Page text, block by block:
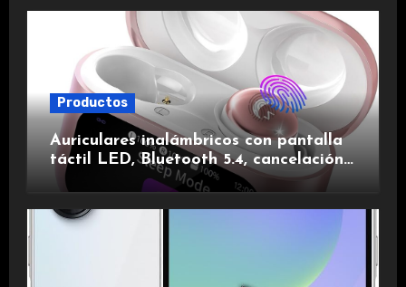
Productos
Auriculares inalámbricos con pantalla
táctil LED, Bluetooth 5.4, cancelación
de ruido, impermeables y de larga
duración.